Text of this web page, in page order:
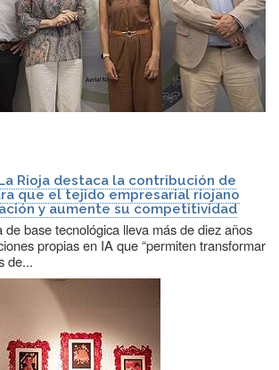
Rioja destaca la contribución de
que el tejido empresarial riojano
y aumente su competitividad
de base tecnológica lleva más de diez años
propias en IA que “permiten transformar
de...